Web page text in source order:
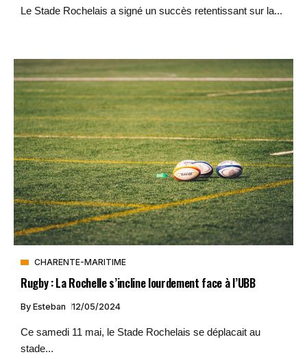
Le Stade Rochelais a signé un succès retentissant sur la...
CHARENTE-MARITIME
Rugby : La Rochelle s’incline lourdement face à l’UBB
By Esteban 12/05/2024
Ce samedi 11 mai, le Stade Rochelais se déplacait au
stade...